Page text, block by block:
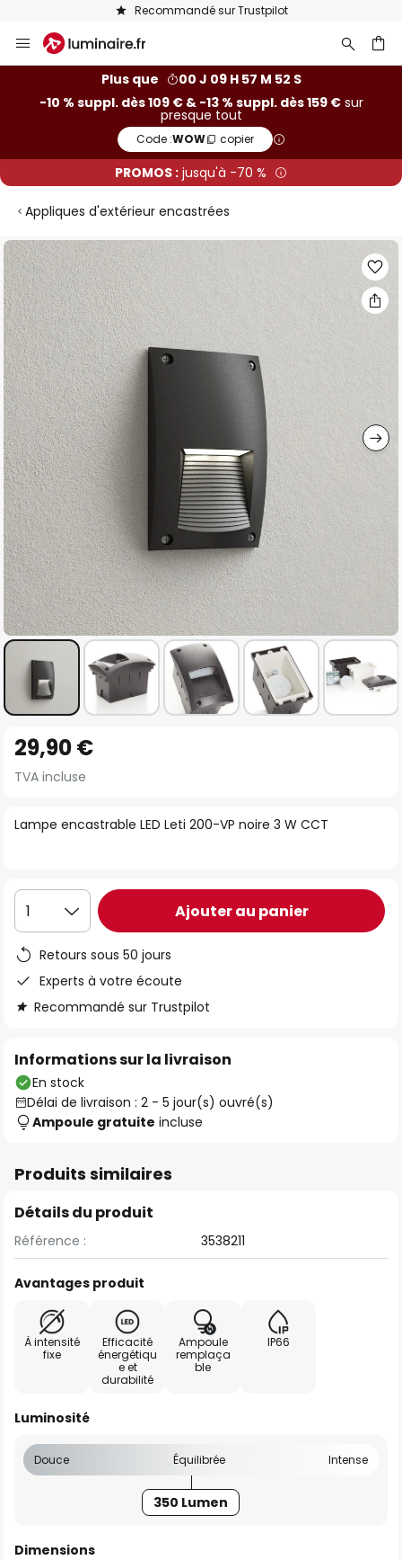
Recommandé sur Trustpilot
Allez
au
Plus que
00 J 09 H 57 M 51 S
-10 % suppl. dès 109 € & -13 % suppl. dès 159 €sur
presque tout
Code :WOW copier
PROMOS : jusqu'à -70 %
Appliques d'extérieur encastrées
Skip
to
the
end
of
the
images
gallery
to
the
of
gallery
Lampe encastrable LED Leti 200-VP noire 3 W CCT
29,90 €
TVA incluse
1 Ajouter au panier
Retours sous 50 jours
Experts à votre écoute
Recommandé sur Trustpilot
Informations sur la livraison
En stock
Délai de livraison : 2 - 5 jour(s) ouvré(s)
Ampoule gratuite incluse
Produits similaires
Détails du produit
Référence : 3538211
Avantages produit
À intensité
fixe
Efficacité
énergétiqu
e et
durabilité
Ampoule
remplaça
ble
IP66
Luminosité
Douce Équilibrée Intense
350 Lumen
Dimensions